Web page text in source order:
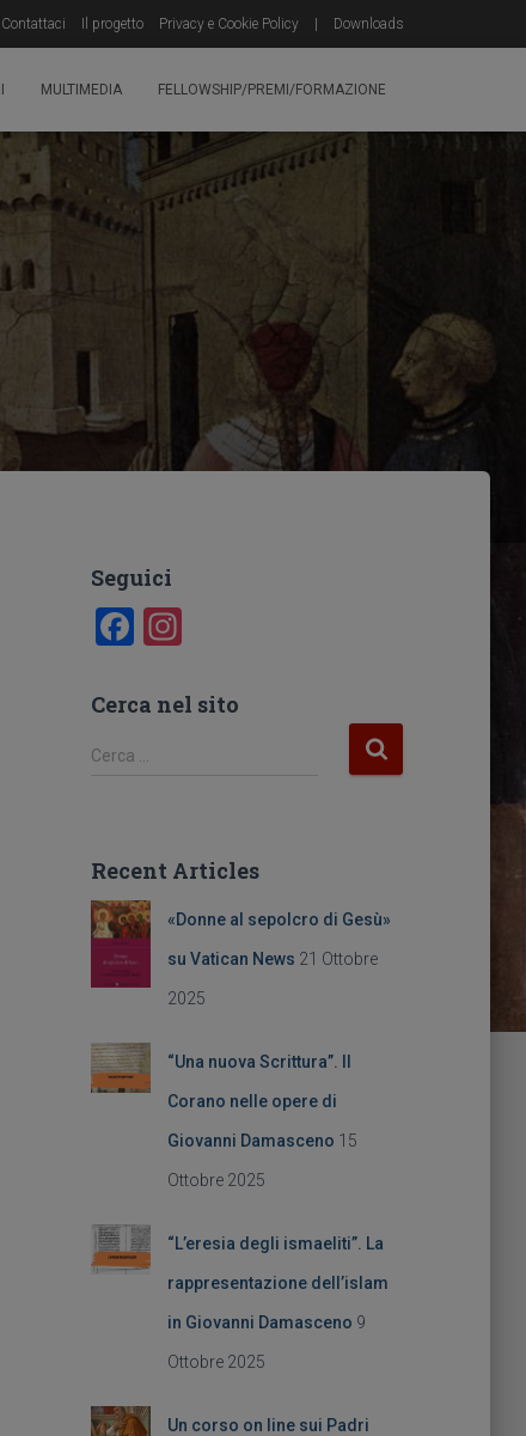
Contattaci Il progetto Privacy e Cookie Policy Downloads
MULTIMEDIA FELLOWSHIP/PREMI/FORMAZIONE
Seguici
F
c
e
o
k
In
a
Cerca nel sito
R
c
a
p
Cerca …
Recent Articles
«Donne al sepolcro di Gesù»
su Vatican News 21 Ottobre
2025
“Una nuova Scrittura”. Il
Corano nelle opere di
Giovanni Damasceno 15
Ottobre 2025
“L’eresia degli ismaeliti”. La
rappresentazione dell’islam
in Giovanni Damasceno 9
Ottobre 2025
Un corso on line sui Padri